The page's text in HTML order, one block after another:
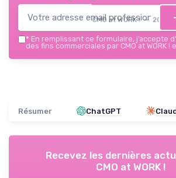
CMO at WORK ! — 2026
* En remplissant ce formulaire, j’accepte
des fins commerciales par CMO at WORK !
Résumer ChatGPT
Recevez les dernières
CMO at WORK !